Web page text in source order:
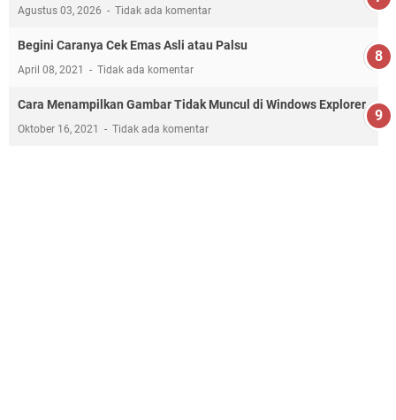
Agustus 03, 2026 Tidak ada komentar
Begini Caranya Cek Emas Asli atau Palsu
April 08, 2021 Tidak ada komentar
Cara Menampilkan Gambar Tidak Muncul di Windows Explorer
Oktober 16, 2021 Tidak ada komentar